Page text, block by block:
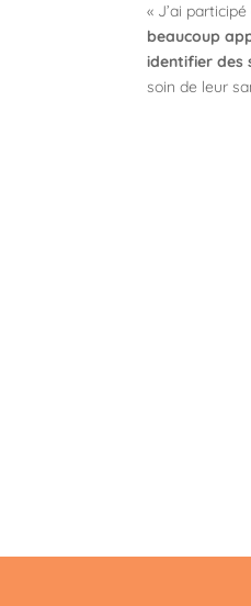
« J’ai
beaucoup
identifier des
soin de leur